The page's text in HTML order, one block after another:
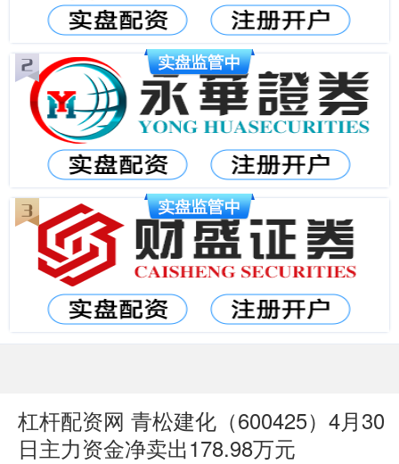
杠杆配资网 青松建化（600425）4月30
日主力资金净卖出178.98万元